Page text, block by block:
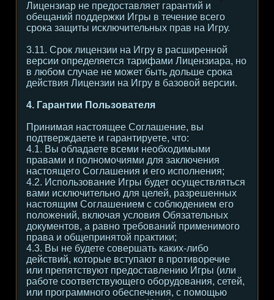
Лицензиар не предоставляет гарантий и
обещаний поддержки Игры в течение всего
срока защиты исключительных прав на Игру.
3.11. Срок лицензии на Игру в расширенной
версии определяется тарифами Лицензиара, но
в любом случае не может быть дольше срока
действия Лицензии на Игру в базовой версии.
4. Гарантии Пользователя
Принимая настоящее Соглашение, вы
подтверждаете и гарантируете, что:
4.1. Вы обладаете всеми необходимыми
правами и полномочиями для заключения
настоящего Соглашения и его исполнения;
4.2. Использование Игры будет осуществляться
вами исключительно для целей, разрешенных
настоящим Соглашением с соблюдением его
положений, включая условия Обязательных
документов, а равно требований применимого
права и общепринятой практики;
4.3. Вы не будете совершать каких-либо
действий, которые вступают в противоречие
или препятствуют предоставлению Игры (или
работе соответствующего оборудования, сетей,
или программного обеспечения, с помощью